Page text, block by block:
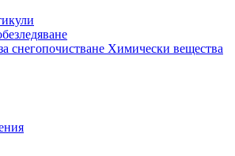
снегопочистване Химически вещества